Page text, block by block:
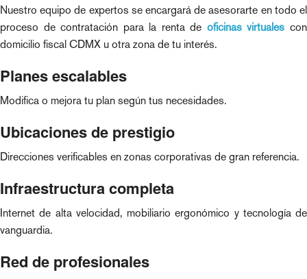
Nuestro equipo de expertos se encargará de asesorarte en todo el
proceso de contratación para la renta de oficinas virtuales con
domicilio fiscal CDMX u otra zona de tu interés.
Planes escalables
Modifica o mejora tu plan según tus necesidades.
Ubicaciones de prestigio
Direcciones verificables en zonas corporativas de gran referencia.
Infraestructura completa
Internet de alta velocidad, mobiliario ergonómico y tecnología de
vanguardia.
Red de profesionales